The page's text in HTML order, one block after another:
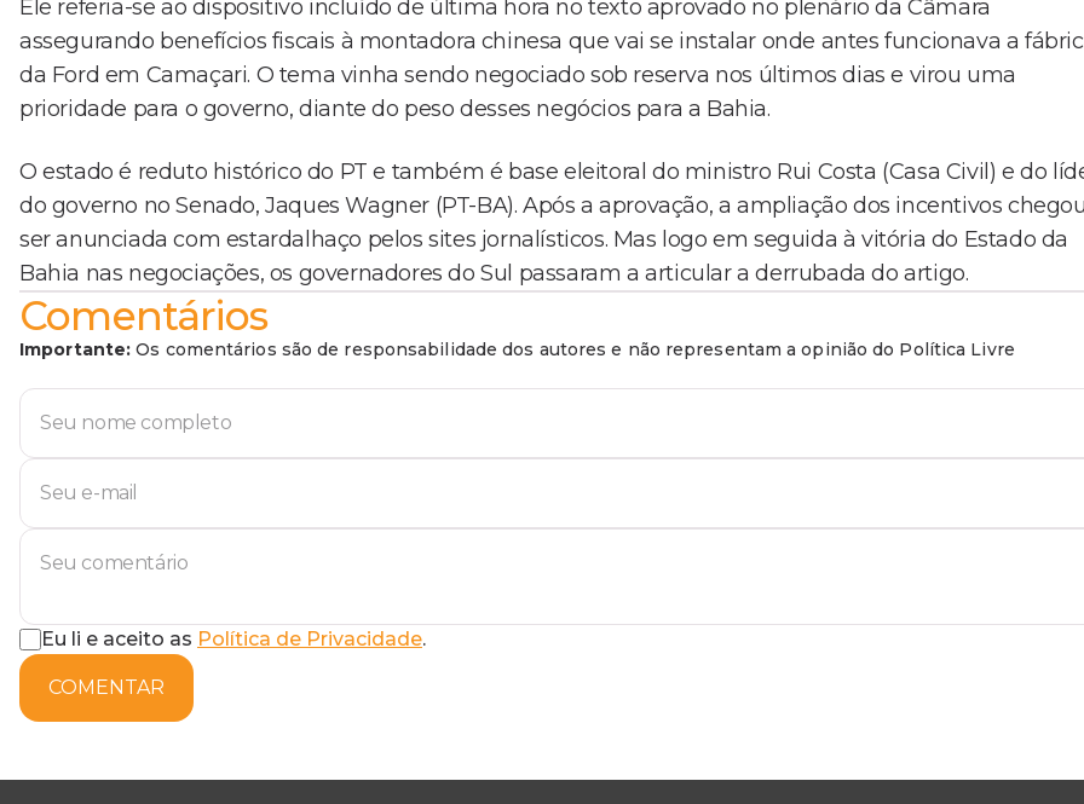
Ele referia-se ao dispositivo incluído de última hora no texto aprovado no plenário da Câmara
assegurando benefícios fiscais à montadora chinesa que vai se instalar onde antes funcionava a
da Ford em Camaçari. O tema vinha sendo negociado sob reserva nos últimos dias e virou uma
prioridade para o governo, diante do peso desses negócios para a Bahia.
O estado é reduto histórico do PT e também é base eleitoral do ministro Rui Costa (Casa Civil) e do
do governo no Senado, Jaques Wagner (PT-BA). Após a aprovação, a ampliação dos incentivos
ser anunciada com estardalhaço pelos sites jornalísticos. Mas logo em seguida à vitória do Estado da
Bahia nas negociações, os governadores do Sul passaram a articular a derrubada do artigo.
Comentários
Importante: Os comentários são de responsabilidade dos autores e não representam a opinião do Política Livre
Eu li e aceito as Política de Privacidade.
COMENTAR